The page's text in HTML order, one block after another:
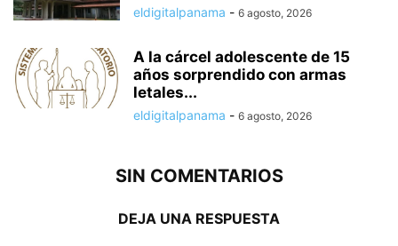
eldigitalpanama - 6 agosto, 2026
A la cárcel adolescente de 15
años sorprendido con armas
letales...
eldigitalpanama - 6 agosto, 2026
SIN COMENTARIOS
DEJA UNA RESPUESTA